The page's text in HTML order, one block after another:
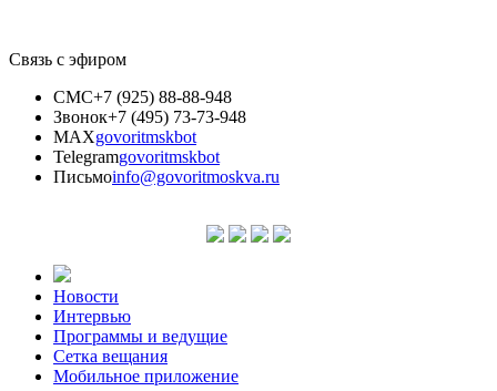
Связь с эфиром
СМС+7 (925) 88-88-948
Звонок+7 (495) 73-73-948
MAXgovoritmskbot
Telegramgovoritmskbot
Письмоinfo@govoritmoskva.ru
Новости
Интервью
Программы и ведущие
Сетка вещания
Мобильное приложение